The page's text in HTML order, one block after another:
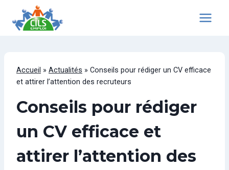
contenu
Accueil » Actualités » Conseils pour rédiger un CV efficace
et attirer l’attention des recruteurs
Conseils pour rédiger
un CV efficace et
attirer l’attention des